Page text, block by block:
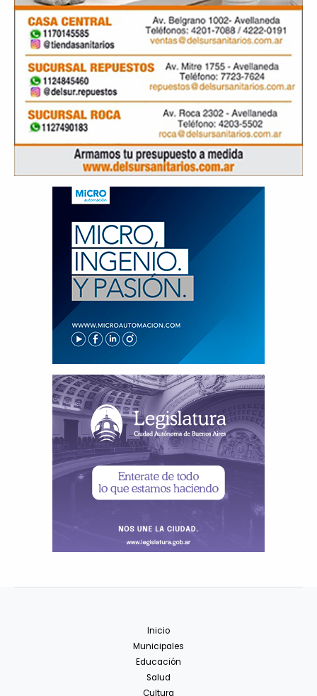
Inicio
Municipales
Educación
Salud
Cultura